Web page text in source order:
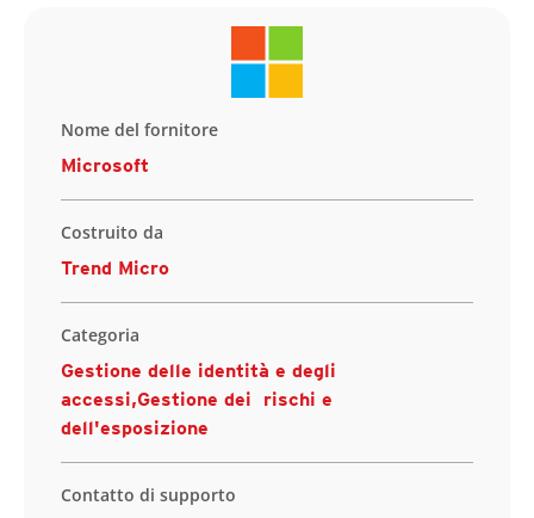
Nome del fornitore
Microsoft
Costruito da
Trend Micro
Categoria
Gestione delle identità e degli
accessi,Gestione dei rischi e
dell'esposizione
Contatto di supporto